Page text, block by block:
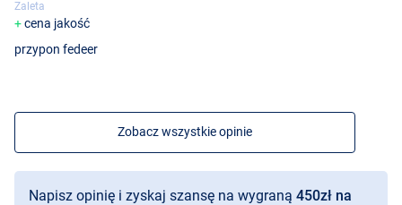
Zaleta
cena jakość
przypon fedeer
Zobacz wszystkie opinie
Napisz opinię i zyskaj szansę na wygraną 450zł na